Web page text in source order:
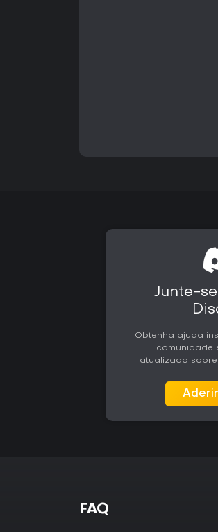
Junte-
Obtenha ajuda
comunidade
atualizado
FAQ